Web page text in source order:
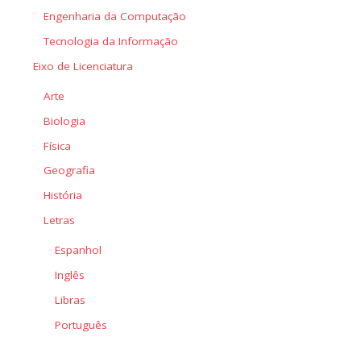
Engenharia da Computação
Tecnologia da Informação
Eixo de Licenciatura
Arte
Biologia
Física
Geografia
História
Letras
Espanhol
Inglês
Libras
Português